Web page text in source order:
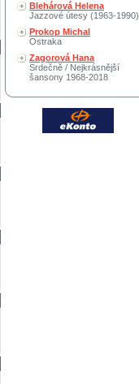
Blehárová Helena
Jazzové útesy (1963-1990)
Prokop Michal
Ostraka
Zagorová Hana
Srdečně / Nejkrásnější
šansony 1968-2018